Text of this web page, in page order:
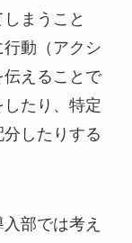
まうこと
動（アクシ
伝えることで
たり、特定
したりする
部では考え